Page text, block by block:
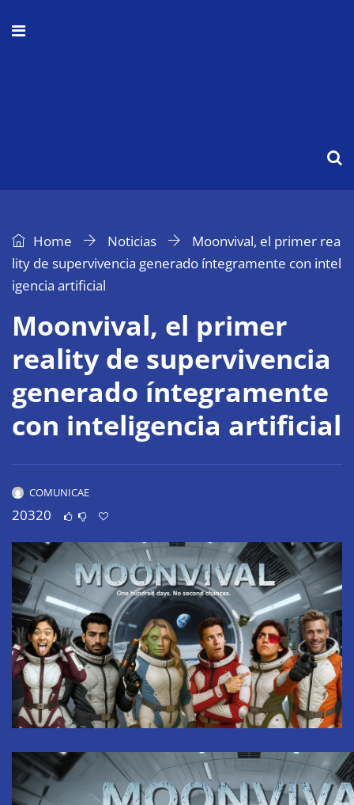
Home Noticias
Moonvival, el primer rea
lity de supervivencia generado íntegramente con intel
igencia artificial
Moonvival, el primer
reality de supervivencia
generado íntegramente
con inteligencia artificial
COMUNICAE
20320